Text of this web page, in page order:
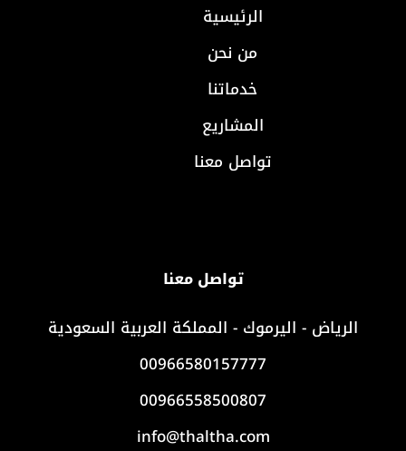
الرئيسية
من نحن
خدماتنا
المشاريع
تواصل معنا
تواصل معنا
الرياض - اليرموك - المملكة العربية السعودية
00966580157777
00966558500807
info@thaltha.com